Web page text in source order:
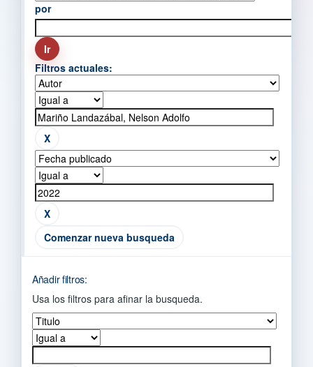
por
Filtros actuales:
Comenzar nueva busqueda
Añadir filtros:
Usa los filtros para afinar la busqueda.